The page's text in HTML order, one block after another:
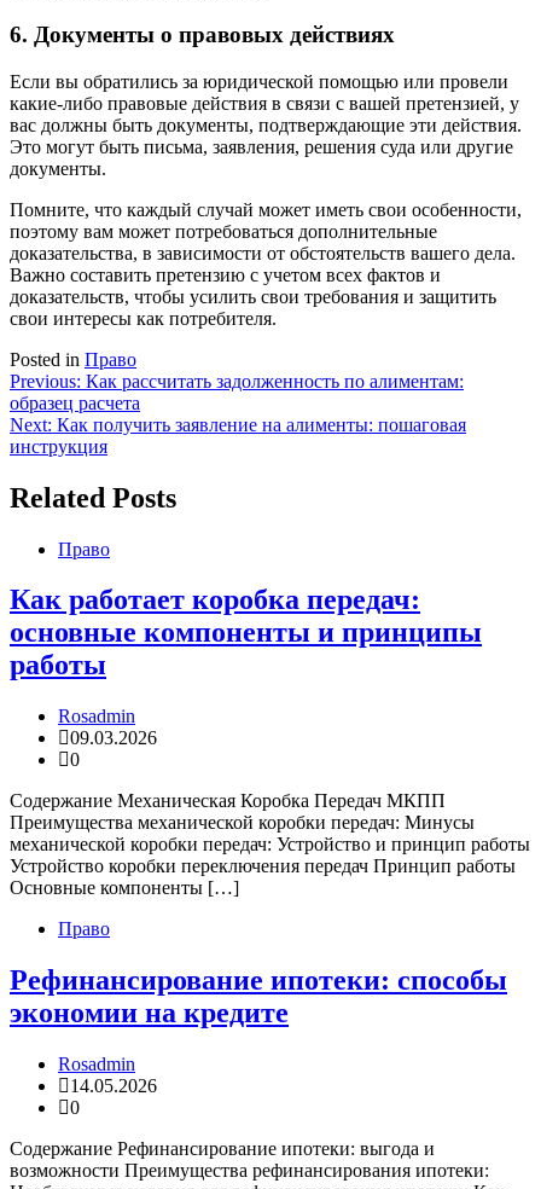
6. Документы о правовых действиях
Если вы обратились за юридической помощью или провели
какие-либо правовые действия в связи с вашей претензией, у
вас должны быть документы, подтверждающие эти действия.
Это могут быть письма, заявления, решения суда или другие
документы.
Помните, что каждый случай может иметь свои особенности,
поэтому вам может потребоваться дополнительные
доказательства, в зависимости от обстоятельств вашего дела.
Важно составить претензию с учетом всех фактов и
доказательств, чтобы усилить свои требования и защитить
свои интересы как потребителя.
Posted in Право
Навигация
по
записям
Previous: Как рассчитать задолженность по алиментам:
образец расчета
Next: Как получить заявление на алименты: пошаговая
инструкция
Related Posts
Право
Как работает коробка передач:
основные компоненты и принципы
работы
Rosadmin
09.03.2026
0
Содержание Механическая Коробка Передач МКПП
Преимущества механической коробки передач: Минусы
механической коробки передач: Устройство и принцип работы
Устройство коробки переключения передач Принцип работы
Основные компоненты […]
Право
Рефинансирование ипотеки: способы
экономии на кредите
Rosadmin
14.05.2026
0
Содержание Рефинансирование ипотеки: выгода и
возможности Преимущества рефинансирования ипотеки: